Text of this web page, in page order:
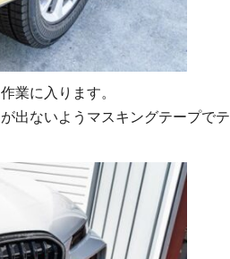
業に入ります。
出ないようマスキングテープでテ